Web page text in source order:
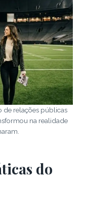
de relações públicas
na realidade
do